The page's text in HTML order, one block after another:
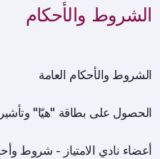
الشروط والأحكام
الشروط والأحكام العامة
الحصول على بطاقة "هيّا"
أعضاء نادي الامتياز - شروط